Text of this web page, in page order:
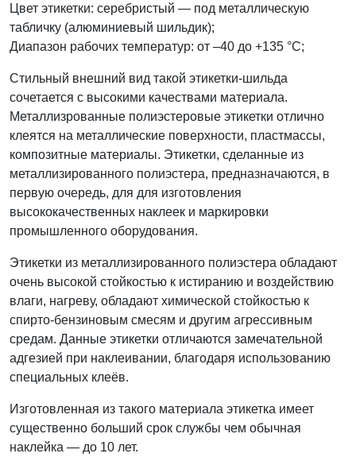
Цвет этикетки: серебристый — под металлическую
табличку (алюминиевый шильдик);
Диапазон рабочих температур: от –40 до +135 °С;
Стильный внешний вид такой этикетки-шильда
сочетается с высокими качествами материала.
Металлизрованные полиэстеровые этикетки отлично
клеятся на металлические поверхности, пластмассы,
композитные материалы. Этикетки, сделанные из
металлизированного полиэстера, предназначаются, в
первую очередь, для для изготовления
высококачественных наклеек и маркировки
промышленного оборудования.
Этикетки из металлизированного полиэстера обладают
очень высокой стойкостью к истиранию и воздействию
влаги, нагреву, обладают химической стойкостью к
спирто-бензиновым смесям и другим агрессивным
средам. Данные этикетки отличаются замечательной
адгезией при наклеивании, благодаря использованию
специальных клеёв.
Изготовленная из такого материала этикетка имеет
существенно больший срок службы чем обычная
наклейка — до 10 лет.